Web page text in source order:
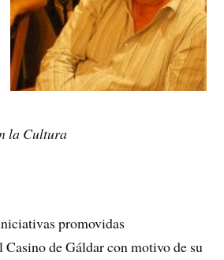
la Cultura
promovidas
Casino de Gáldar con motivo de su